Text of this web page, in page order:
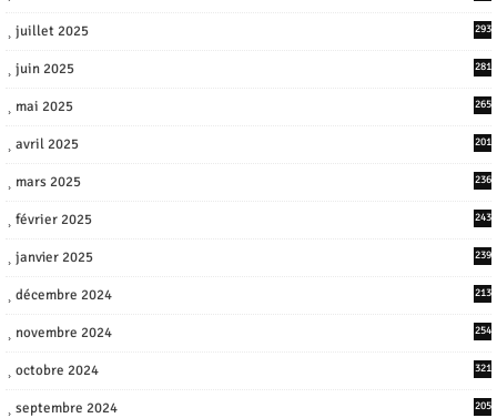
juillet 2025 293
juin 2025 281
mai 2025 265
avril 2025 201
mars 2025 236
février 2025 243
janvier 2025 239
décembre 2024 213
novembre 2024 254
octobre 2024 321
septembre 2024 205